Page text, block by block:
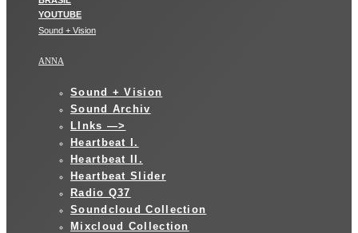
Sound + Vision
ANNA
Sound + Vision
Sound Archiv
LInks —>
Heartbeat I.
Heartbeat II.
Heartbeat Slider
Radio Q37
Soundcloud Collection
Mixcloud Collection